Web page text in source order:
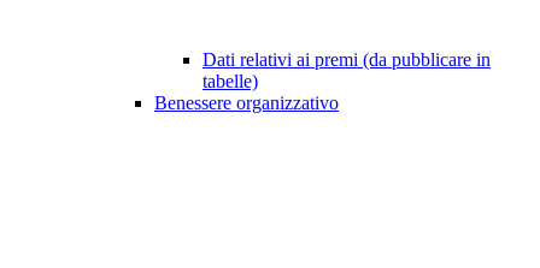
Dati relativi ai premi (da pubblicare in
tabelle)
Benessere organizzativo